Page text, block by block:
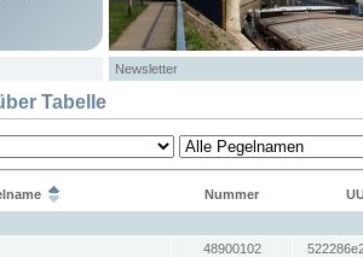
Newsletter
Tabelle
Nummer
48900102